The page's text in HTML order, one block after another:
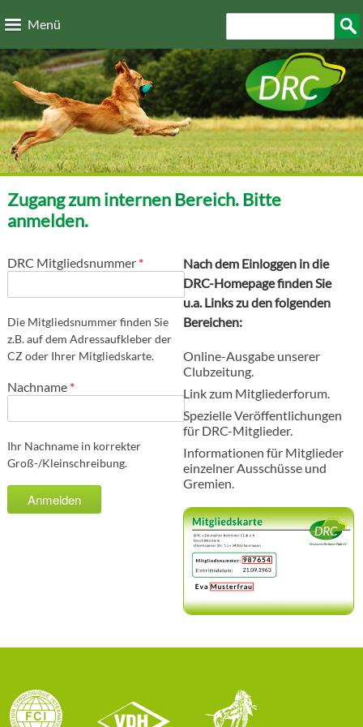
Menü
Zugang zum internen Bereich. Bitte
anmelden.
DRC Mitgliedsnummer *
Die Mitgliedsnummer finden Sie
z.B. auf dem Adressaufkleber der
CZ oder Ihrer Mitgliedskarte.
Nachname *
Ihr Nachname in korrekter
Groß-/Kleinschreibung.
Nach dem Einloggen in die
DRC-Homepage finden Sie
u.a. Links zu den folgenden
Bereichen:
Online-Ausgabe unserer
Clubzeitung.
Link zum Mitgliederforum.
Spezielle Veröffentlichungen
für DRC-Mitglieder.
Informationen für Mitglieder
einzelner Ausschüsse und
Gremien.